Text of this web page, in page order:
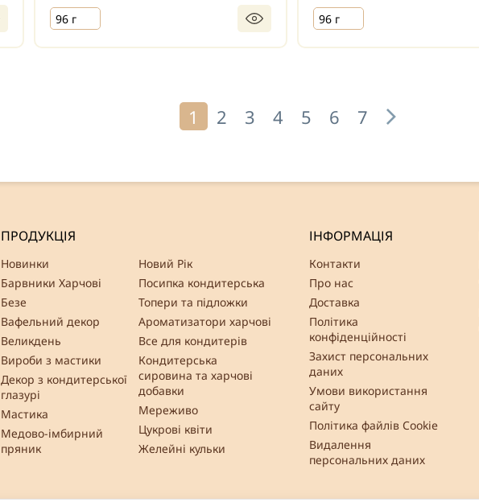
96 г 96 г
1 2 3 4 5 6 7
ПРОДУКЦІЯ
Новинки
Барвники Харчові
Безе
Вафельний декор
Великдень
Вироби з мастики
Декор з кондитерської
глазурі
Мастика
Медово-імбирний
пряник
Новий Рік
Посипка кондитерська
Топери та підложки
Ароматизатори харчові
Все для кондитерів
Кондитерська
сировина та харчові
добавки
Мереживо
Цукрові квіти
Желейні кульки
ІНФОРМАЦІЯ
Контакти
Про нас
Доставка
Політика
конфіденційності
Захист персональних
даних
Умови використання
сайту
Політика файлів Cookie
Видалення
персональних даних